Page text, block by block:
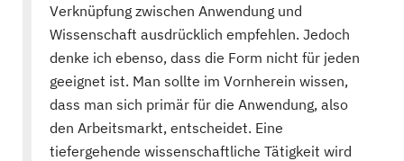
Verknüpfung zwischen Anwendung und
Wissenschaft ausdrücklich empfehlen. Jedoch
denke ich ebenso, dass die Form nicht für jeden
geeignet ist. Man sollte im Vornherein wissen,
dass man sich primär für die Anwendung, also
den Arbeitsmarkt, entscheidet. Eine
tiefergehende wissenschaftliche Tätigkeit wird